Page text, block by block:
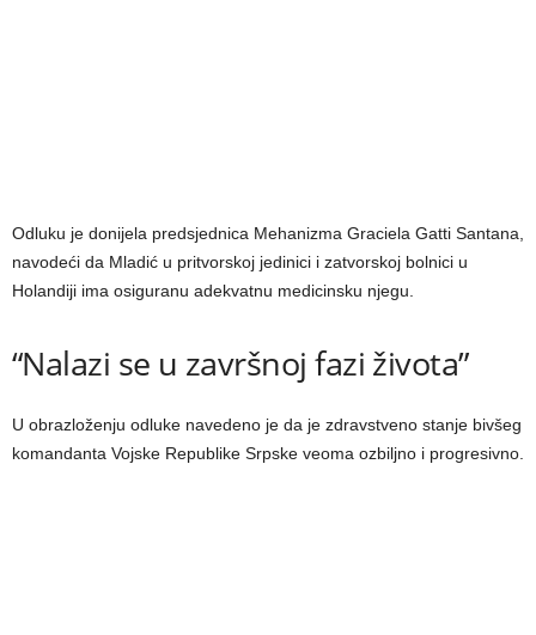
Odluku je donijela predsjednica Mehanizma Graciela Gatti Santana,
navodeći da Mladić u pritvorskoj jedinici i zatvorskoj bolnici u
Holandiji ima osiguranu adekvatnu medicinsku njegu.
“Nalazi se u završnoj fazi života”
U obrazloženju odluke navedeno je da je zdravstveno stanje bivšeg
komandanta Vojske Republike Srpske veoma ozbiljno i progresivno.